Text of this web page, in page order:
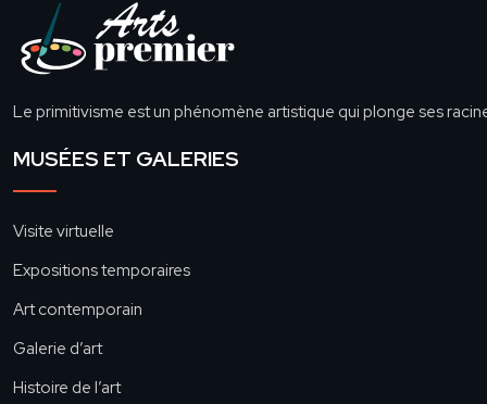
Le primitivisme est un phénomène artistique qui plonge ses
MUSÉES ET GALERIES
Visite virtuelle
Expositions temporaires
Art contemporain
Galerie d’art
Histoire de l’art